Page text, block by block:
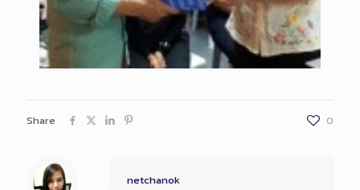
Share 0
netchanok